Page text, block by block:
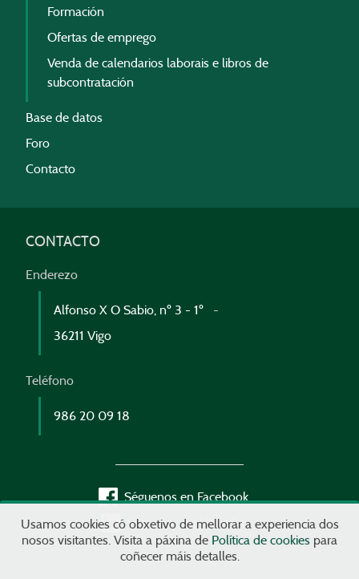
Formación
Ofertas de emprego
Venda de calendarios laborais e libros de
subcontratación
Base de datos
Foro
Contacto
CONTACTO
Enderezo
Alfonso X O Sabio, nº 3 - 1º
36211 Vigo
Teléfono
986 20 09 18
Séguenos en Facebook
Séguenos en LinkedIn
Usamos cookies có obxetivo de mellorar a experiencia dos
nosos visitantes. Visita a páxina de Política de cookies para
coñecer máis detalles.